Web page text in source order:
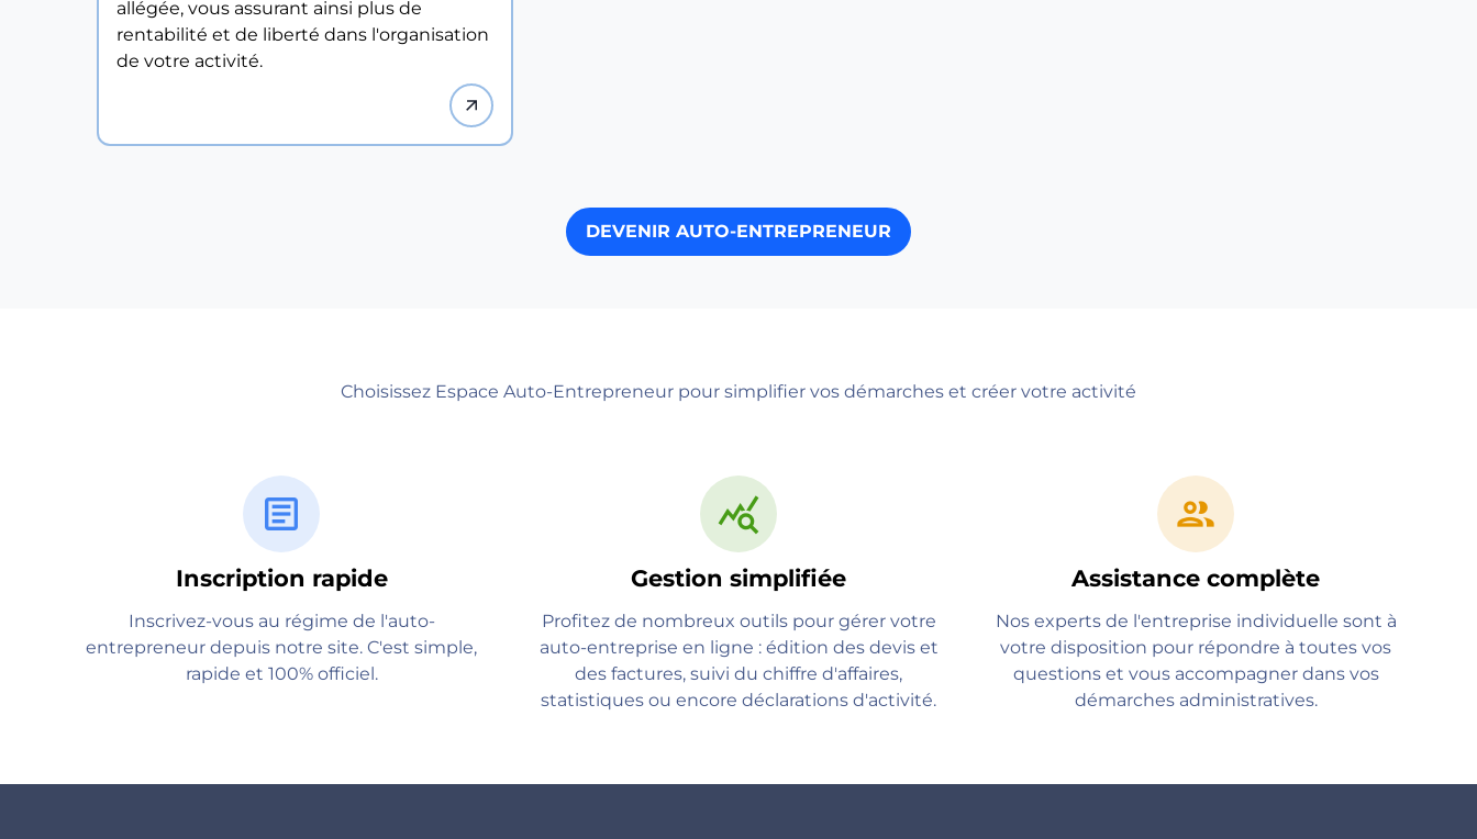
allégée, vous assurant ainsi plus de
rentabilité et de liberté dans l'organisation
de votre activité.
DEVENIR AUTO-ENTREPRENEUR
Choisissez Espace Auto-Entrepreneur pour simplifier vos démarches et créer votre activité
article
Inscription rapide
Inscrivez-vous au régime de l'auto-
entrepreneur depuis notre site. C'est simple,
rapide et 100% officiel.
query_stats
Gestion simplifiée
Profitez de nombreux outils pour gérer votre
auto-entreprise en ligne : édition des devis et
des factures, suivi du chiffre d'affaires,
statistiques ou encore déclarations d'activité.
group
Assistance complète
Nos experts de l'entreprise individuelle sont à
votre disposition pour répondre à toutes vos
questions et vous accompagner dans vos
démarches administratives.